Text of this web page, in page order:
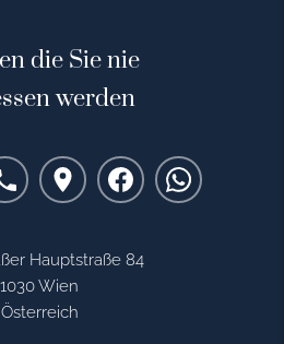
die Sie nie
werden
Hauptstraße 84
1030 Wien
Österreich